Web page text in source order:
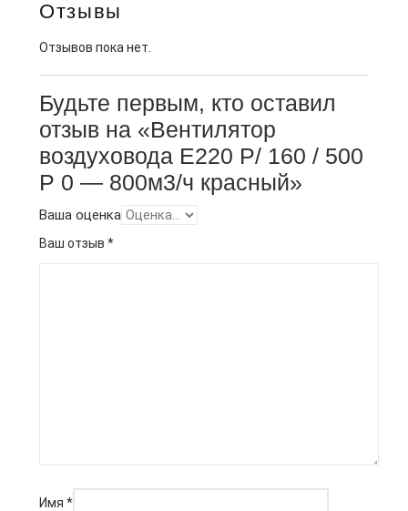
Отзывы
Отзывов пока нет.
Будьте первым, кто оставил
отзыв на «Вентилятор
воздуховода E220 Р/ 160 / 500
Р 0 — 800м3/ч красный»
Ваша оценка
Ваш отзыв *
Имя *